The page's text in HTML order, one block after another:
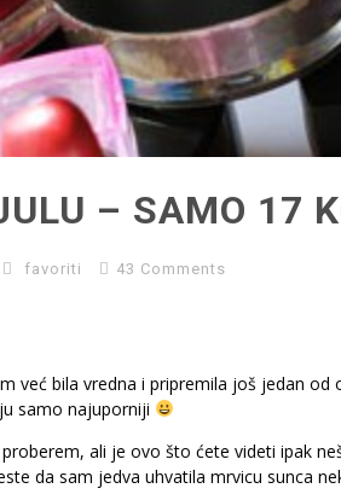
– SAMO 17
favoriti 43 Comments
već bila vredna i pripremila još jedan
samo najuporniji
ali je ovo što ćete videti ipak
da sam jedva uhvatila mrvicu sunca